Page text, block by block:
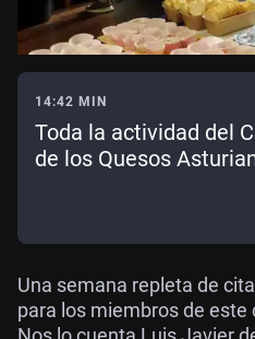
14:42 MIN
Toda la actividad del
de los Quesos
Una semana repleta de
para los miembros de